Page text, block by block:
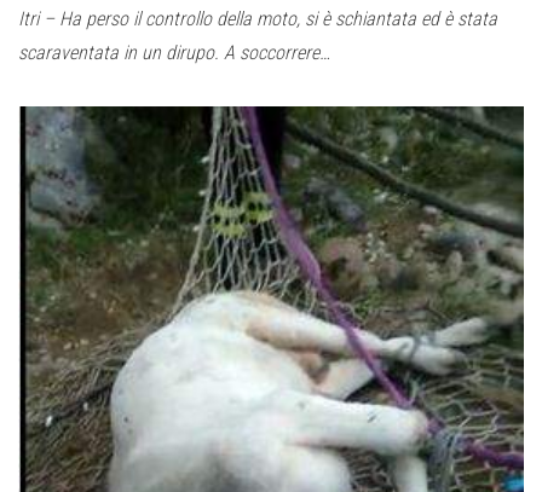
Itri – Ha perso il controllo della moto, si è schiantata ed è stata
scaraventata in un dirupo. A soccorrere…